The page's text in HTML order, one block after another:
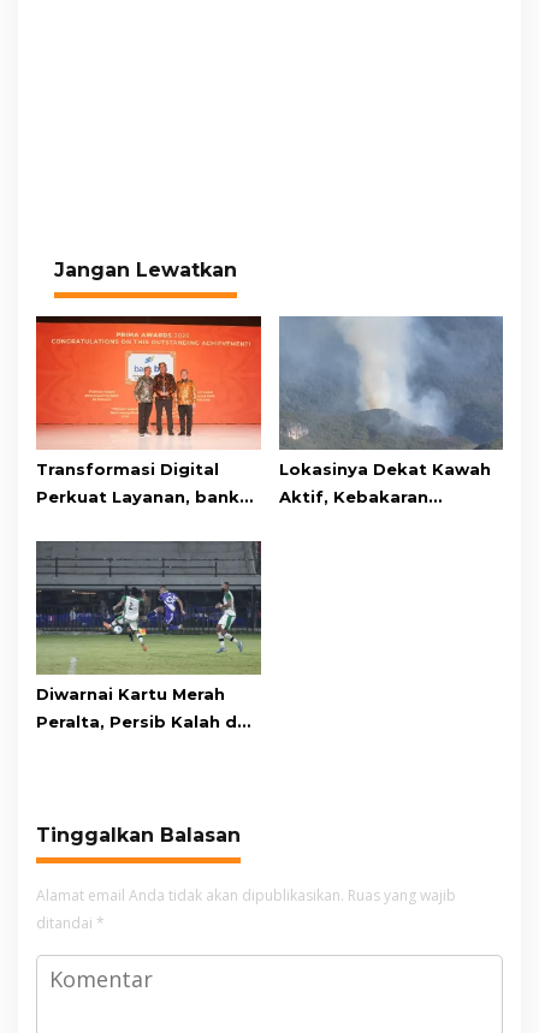
Jangan Lewatkan
Transformasi Digital
Perkuat Layanan, bank
Awards pada PRIMA
Awards 2026
Lokasinya Dekat Kawah
Aktif, Kebakaran
Diwarnai Kartu Merah
Peralta, Persib Kalah dari
Tinggalkan Balasan
Alamat email Anda tidak akan dipublikasikan. Ruas yang wajib
ditandai *